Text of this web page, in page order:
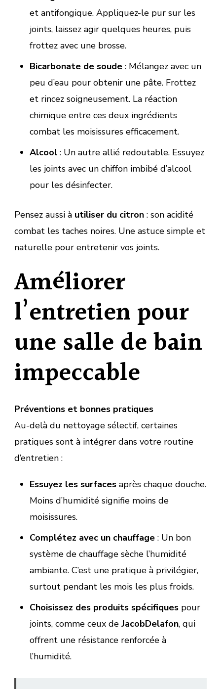
et antifongique. Appliquez-le pur sur les
joints, laissez agir quelques heures, puis
frottez avec une brosse.
Bicarbonate de soude: Mélangez avec un
peu d’eau pour obtenir une pâte. Frottez
et rincez soigneusement. La réaction
chimique entre ces deux ingrédients
combat les moisissures efficacement.
Alcool: Un autre allié redoutable. Essuyez
les joints avec un chiffon imbibé d’alcool
pour les désinfecter.
Pensez aussi à utiliser du citron : son acidité
combat les taches noires. Une astuce simple et
naturelle pour entretenir vos joints.
Améliorer
l’entretien pour
une salle de bain
impeccable
Préventions et bonnes pratiques
Au-delà du nettoyage sélectif, certaines
pratiques sont à intégrer dans votre routine
d’entretien :
Essuyez les surfacesaprès chaque douche.
Moins d’humidité signifie moins de
moisissures.
Complétez avec un chauffage: Un bon
système de chauffage sèche l’humidité
ambiante. C’est une pratique à privilégier,
surtout pendant les mois les plus froids.
Choisissez des produits spécifiquespour
joints, comme ceux de JacobDelafon, qui
offrent une résistance renforcée à
l’humidité.